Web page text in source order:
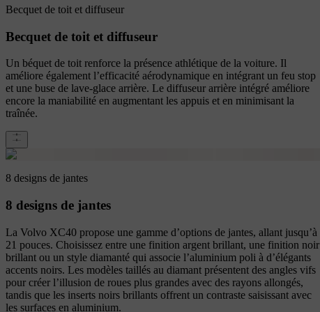
Becquet de toit et diffuseur
Becquet de toit et diffuseur
Un béquet de toit renforce la présence athlétique de la voiture. Il
améliore également l’efficacité aérodynamique en intégrant un feu stop
et une buse de lave-glace arrière. Le diffuseur arrière intégré améliore
encore la maniabilité en augmentant les appuis et en minimisant la
traînée.
8 designs de jantes
8 designs de jantes
La Volvo XC40 propose une gamme d’options de jantes, allant jusqu’à
21 pouces. Choisissez entre une finition argent brillant, une finition noir
brillant ou un style diamanté qui associe l’aluminium poli à d’élégants
accents noirs. Les modèles taillés au diamant présentent des angles vifs
pour créer l’illusion de roues plus grandes avec des rayons allongés,
tandis que les inserts noirs brillants offrent un contraste saisissant avec
les surfaces en aluminium.